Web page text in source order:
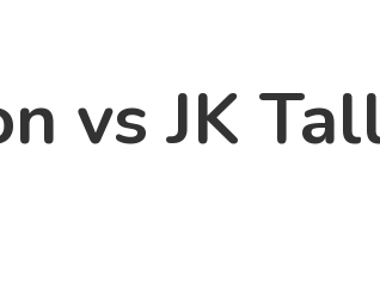
vs JK